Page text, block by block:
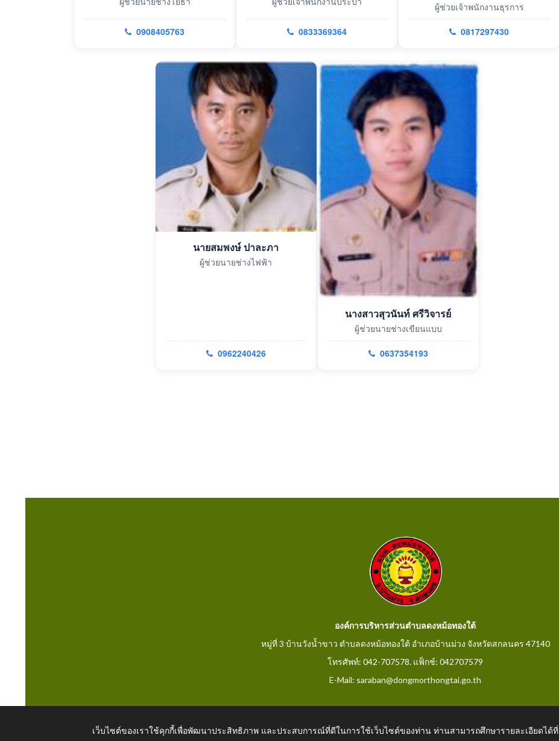
0908405763 0833369364
ผู้ช่วยเจ้าพนักงานธุรการ
0817297430
นายสมพงษ์ ปาละภา
ผู้ช่วยนายช่างไฟฟ้า
0962240426
นางสาวสุวนันท์ ศรีวิจารย์
ผู้ช่วยนายช่างเขียนแบบ
0637354193
องค์การบริหารส่วนตำบลดงหม้อทองใต้
หมู่ที่ 3 บ้านวังน้ำขาว ตำบลดงหม้อทองใต้ อำเภอบ้านม่วง จังหวัดสกลนคร 47140
โทรศัพท์: 042-707578. แฟ็กช์: 042707579
E-Mail: saraban@dongmorthongtai.go.th
Copyright © 2026 All Right Resive http://www.dongmorthongtai.go.th
เว็บไซต์ของเราใช้คุกกี้เพื่อพัฒนาประสิทธิภาพ และประสบการณ์ที่ดีในการใช้เว็บไซต์ของท่าน ท่านสามารถศึกษารายละเอียดได้ที่